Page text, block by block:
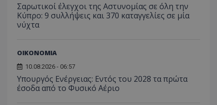
Σαρωτικοί έλεγχοι της Αστυνομίας σε όλη την
Κύπρο: 9 συλλήψεις και 370 καταγγελίες σε μία
νύχτα
ΟΙΚΟΝΟΜΙΑ
10.08.2026 - 06:57
Υπουργός Ενέργειας: Εντός του 2028 τα πρώτα
έσοδα από το Φυσικό Αέριο